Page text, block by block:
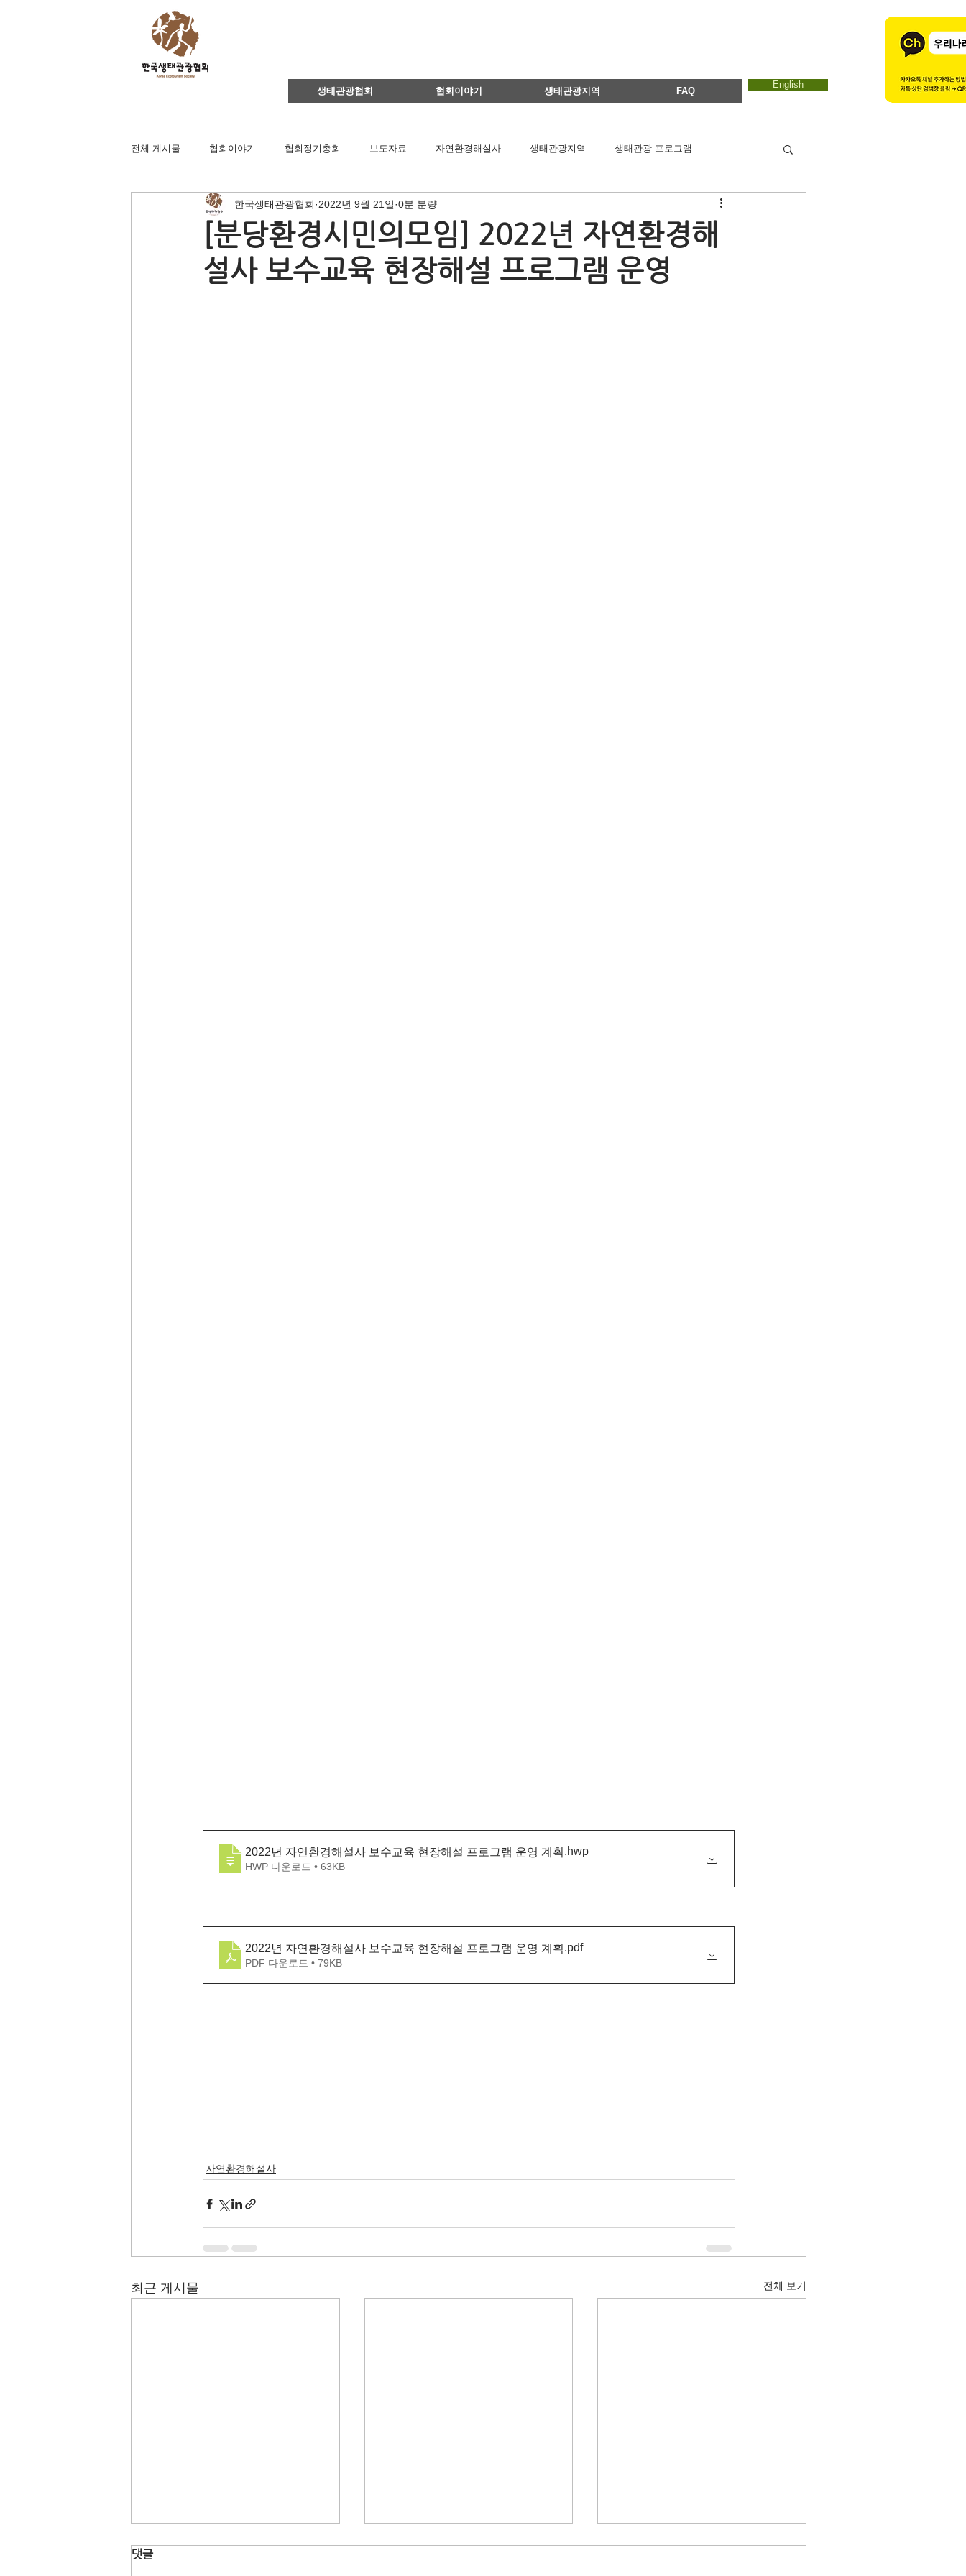
생태관광협회 협회이야기 생태관광지역 FAQ
English
전체 게시물 협회이야기 협회정기총회 보도자료 자연환경해설사 생태관광지역 생태관광 프로그램
영주댐바로알기 생태문화교실 이달의 생태관광지 에코마마
이벤트 지역컨설팅 연구용역관련 아카데미 간담회 기타 책 소개
[분당환경시민의모임] 2022년 자연환경해
설사 보수교육 현장해설 프로그램 운영
한국생태관광협회 2022년 9월 21일 0분 분량
2022년 자연환경해설사 보수교육 현장해설 프로그램 운영 계획.hwp
HWP 다운로드 • 63KB
2022년 자연환경해설사 보수교육 현장해설 프로그램 운영 계획.pdf
PDF 다운로드 • 79KB
자연환경해설사
최근 게시물 전체 보기
댓글